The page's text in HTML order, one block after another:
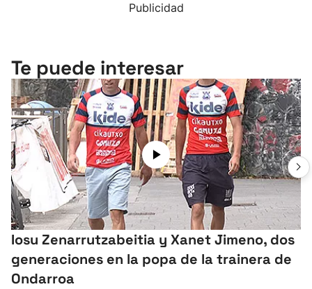
Publicidad
Te puede interesar
Iosu Zenarrutzabeitia y Xanet Jimeno, dos
generaciones en la popa de la trainera de
Ondarroa